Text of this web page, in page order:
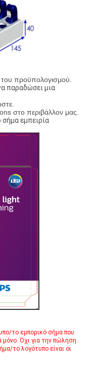
προϋπολογισμού.
παραδώσει μια
στο περιβάλλον μας.
εμπειρία
το εμπορικό σήμα που
μόνο. Όχι για την πώληση.
το λογότυπο είναι οι